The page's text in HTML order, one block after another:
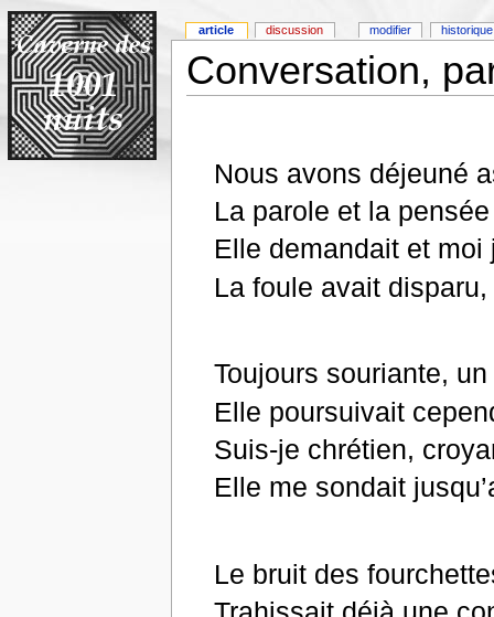
Conversation,
Nous avons déjeuné
La parole et la
Elle demandait et
La foule avait
Toujours souriante,
Elle poursuivait
Suis-je chrétien,
Elle me sondait
Le bruit des
article discussion modifier historique